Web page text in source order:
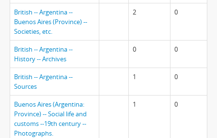
British -- Argentina --
Buenos Aires (Province) --
Societies, etc.
2 0
British -- Argentina --
History -- Archives
0 0
British -- Argentina --
Sources
1 0
Buenos Aires (Argentina:
Province) -- Social life and
customs --19th century --
Photographs.
1 0